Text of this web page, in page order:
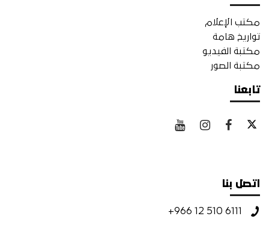
مكتب الإعلام
تواريخ هامة
مكتبة الفيديو
مكتبة الصور
تابعنا
اتصل بنا
+966 12 510 6111